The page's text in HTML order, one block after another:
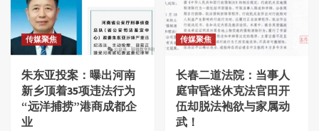
传媒聚焦
朱东亚投案：曝出河南
新乡顶着35项违法行为
“远洋捕捞”港商成都企
业
传媒聚焦
长春二道法院：当事人
庭审昏迷休克法官田开
伍却脱法袍欲与家属动
武！